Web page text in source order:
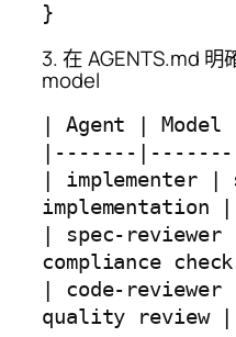
}
3. 在 AGENTS.md
model
| Agent | Model
|-------
| implementer |
implementation |
| spec-
compliance
| code-
quality review |